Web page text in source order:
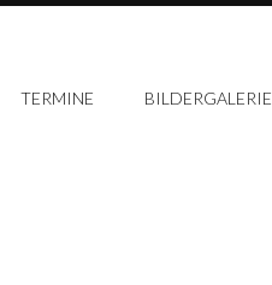
TERMINE BILDERGALERIE